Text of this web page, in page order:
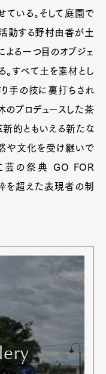
いる。そして庭園で
動する野村由香が土
る一つ目のオブジェ
。すべて土を素材とし
手の技に裏打ちされ
のプロデュースした茶
的ともいえる新たな
や文化を受け継いで
芸の祭典 GO FOR
を超えた表現者の制